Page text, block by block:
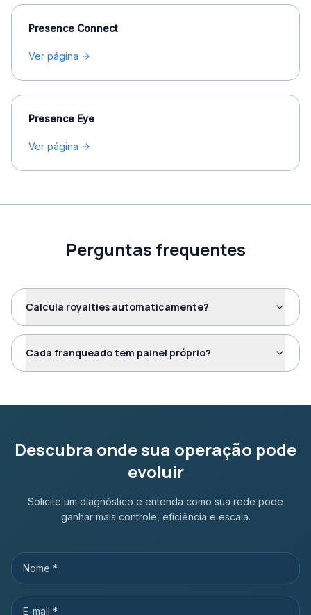
Presence Connect
Ver página
Presence Eye
Ver página
Perguntas frequentes
Calcula royalties automaticamente?
Cada franqueado tem painel próprio?
Descubra onde sua operação pode
evoluir
Solicite um diagnóstico e entenda como sua rede pode
ganhar mais controle, eficiência e escala.